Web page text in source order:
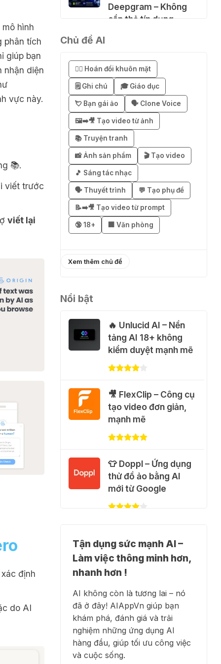
hình
phân tích
giúp bạn
nhận diện
vực này.
📚.
viết trước
viết lại
định
do AI
Deepgram – Không
cần thẻ tín dụng
🚀 Hướng dẫn nhận
SuperGrok miễn phí 7
ngày
04 Thg 08 2026
🎁 Hướng dẫn nhận
Notion AI Business
miễn phí 3–6 tháng
03 Thg 08 2026
🎁 Mẹo nhận 1 tháng
ChatGPT Plus miễn
phí bằng VPN Mexico
02 Thg 08 2026
֎ Cách nhận
🎁 Hướng dẫn nhận
Capcut Pro 1 năm
miễn phí
31 Thg 07 2026
💃 Tạo video AI nhảy
múa với Google Flow
Motion Control
31 Thg 07 2026
🐈 Nhận miễn phí 30
video AI + 100 hình
ảnh mỗi ngày với
Dola.com
🎁 Hướng dẫn nhận
Google Plus 12 tháng
miễn phí
Cảnh báo: Xuất hiện
script và hướng dẫn
giả mạo giúp "mở
khóa" Claude Max
20x miễn phí
Chủ đề AI
😶‍🌫️ Hoán đổi khuôn mặt
🗒️ Ghi chú 🎓 Giáo dục
💘 Bạn gái ảo 🗣️ Clone Voice
🖼️➡️🎥 Tạo video từ ảnh
📚 Truyện tranh
📸 Ảnh sản phẩm 🎬 Tạo video
🎵 Sáng tác nhạc
🗣️ Thuyết trình 💬 Tạo phụ đề
📝➡️🎥 Tạo video từ prompt
🔞 18+ 🏢 Văn phòng
Xem thêm chủ đề
Nổi bật
🔥 Unlucid AI – Nền
tảng AI 18+ không
kiểm duyệt mạnh mẽ
🎥 FlexClip – Công cụ
tạo video đơn giản,
mạnh mẽ
👕 Doppl – Ứng dụng
thử đồ ảo bằng AI
mới từ Google
Trợ lý nghiên cứu AI
biến tài liệu thành tri
thức
👗 Higgsfield AI –
Biến ý tưởng thành
phim chất lượng cao
Tận dụng sức mạnh AI –
Làm việc thông minh hơn,
nhanh hơn !
AI không còn là tương lai – nó
đã ở đây! AIAppVn giúp bạn
khám phá, đánh giá và trải
nghiệm những ứng dụng AI
hàng đầu, giúp tối ưu công việc
và cuộc sống.